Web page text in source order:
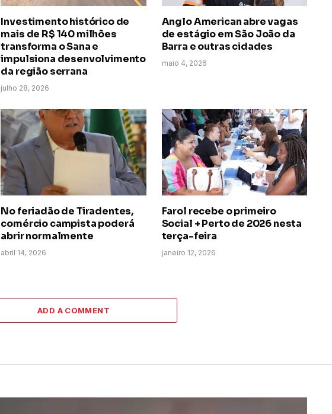
Investimento histórico de
mais de R$ 140 milhões
transforma o Sana e
impulsiona desenvolvimento
da região serrana
julho 28, 2026
Anglo American abre vagas
de estágio em São João da
Barra e outras cidades
maio 4, 2026
No feriadão de Tiradentes,
comércio campista poderá
abrir normalmente
abril 14, 2026
Farol recebe o primeiro
Social + Perto de 2026 nesta
terça-feira
janeiro 12, 2026
ADD A COMMENT